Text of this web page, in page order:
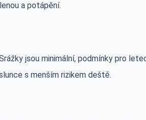
a potápění.
jsou minimální, podmínky pro
s menším rizikem deště.